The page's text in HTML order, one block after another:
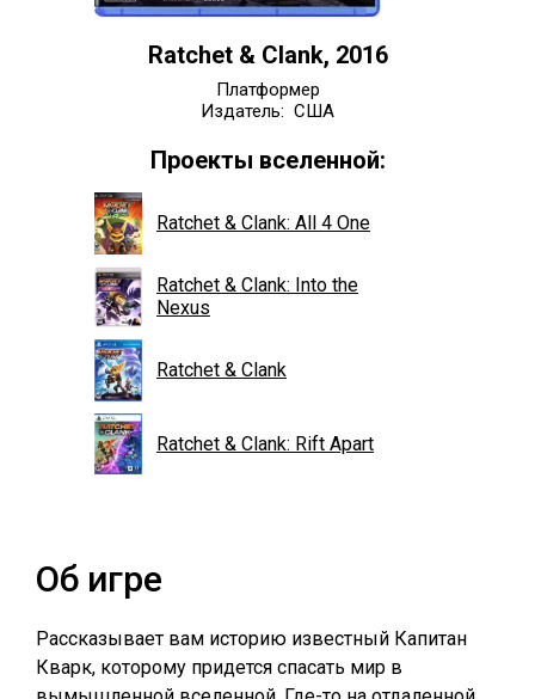
Ratchet & Clank, 2016
Платформер
Издатель: США
Проекты вселенной:
Ratchet & Clank: All 4 One
Ratchet & Clank: Into the
Nexus
Ratchet & Clank
Ratchet & Clank: Rift Apart
Об игре
Рассказывает вам историю известный Капитан
Кварк, которому придется спасать мир в